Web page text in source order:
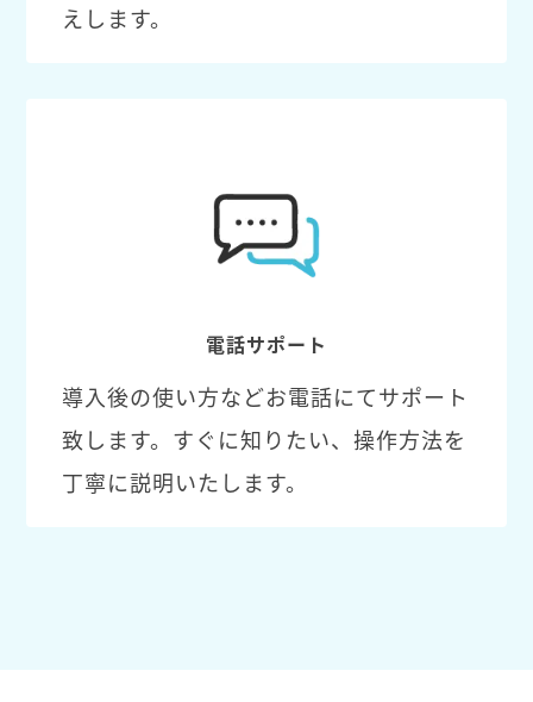
えします。
電話サポート
導入後の使い方などお電話にてサポート
致します。すぐに知りたい、操作方法を
丁寧に説明いたします。